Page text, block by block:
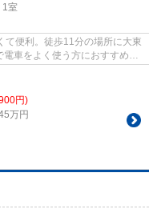
1室
便利。徒歩11分の場所に大東
車をよく使う方におすすめな
円)
万円